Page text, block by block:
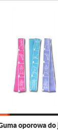
oporowa